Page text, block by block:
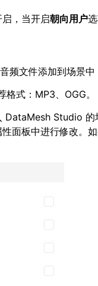
，当开启朝向用户
文件添加到场景中
式：MP3、OGG。
DataMesh Studio 的
面板中进行修改。